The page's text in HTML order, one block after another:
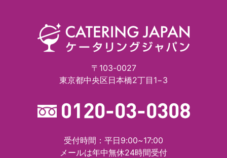
〒103-0027
東京都中央区日本橋2丁目1−3
受付時間：平日9:00~17:00
メールは年中無休24時間受付